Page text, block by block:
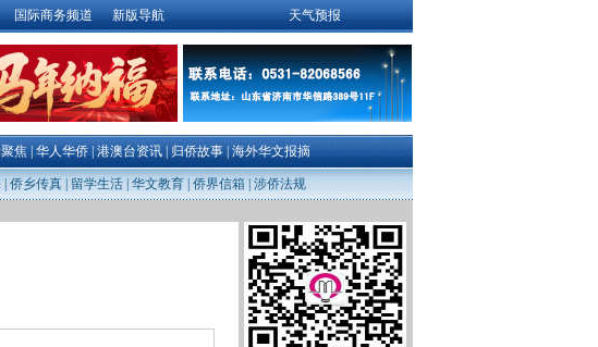
国际商务频道 新版导航 天气预报
焦|华人华侨|港澳台资讯|归侨故事|海外华文报摘
侨乡传真 留学生活 华文教育 侨界信箱 涉侨法规